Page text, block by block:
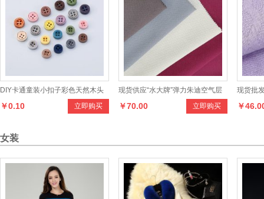
DIY卡通童装小扣子彩色天然木头
虚线纯色纽扣衬衫裙子木质圆形扣
立即购买
￥0.10
现货供应“水大牌”弹力朱迪空气层
系列面料，设计新颖，款式多样，
立即购买
￥70.00
现货批
辫子提
￥
女装